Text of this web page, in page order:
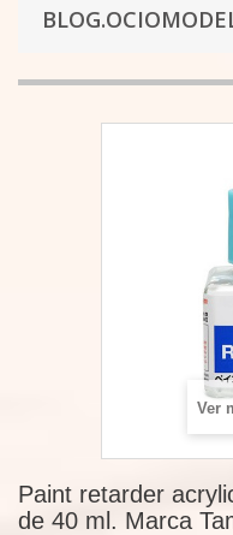
Ver
Paint retarder
de 40 ml. Marca